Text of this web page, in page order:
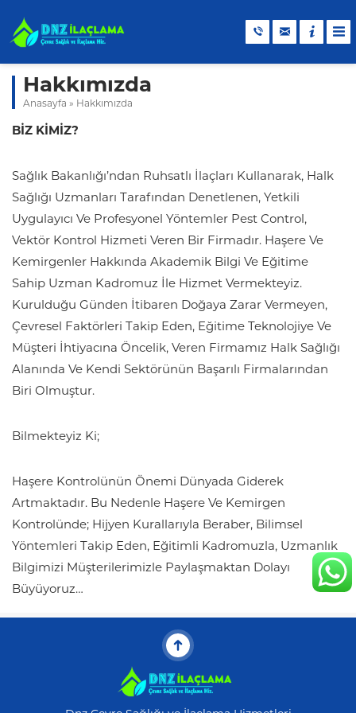
Hakkımızda
Anasayfa » Hakkımızda
BİZ KİMİZ?
Sağlık Bakanlığı’ndan Ruhsatlı İlaçları Kullanarak, Halk
Sağlığı Uzmanları Tarafından Denetlenen, Yetkili
Uygulayıcı Ve Profesyonel Yöntemler Pest Control,
Vektör Kontrol Hizmeti Veren Bir Firmadır. Haşere Ve
Kemirgenler Hakkında Akademik Bilgi Ve Eğitime
Sahip Uzman Kadromuz İle Hizmet Vermekteyiz.
Kurulduğu Günden İtibaren Doğaya Zarar Vermeyen,
Çevresel Faktörleri Takip Eden, Eğitime Teknolojiye Ve
Müşteri İhtiyacına Öncelik, Veren Firmamız Halk Sağlığı
Alanında Ve Kendi Sektörünün Başarılı Firmalarından
Biri Olmuştur.
Bilmekteyiz Ki;
Haşere Kontrolünün Önemi Dünyada Giderek
Artmaktadır. Bu Nedenle Haşere Ve Kemirgen
Kontrolünde; Hijyen Kurallarıyla Beraber, Bilimsel
Yöntemleri Takip Eden, Eğitimli Kadromuzla, Uzmanlık
Bilgimizi Müşterilerimizle Paylaşmaktan Dolayı
Büyüyoruz…